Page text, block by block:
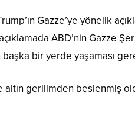
Gazze’ye yönelik
ABD’nin Gazze
başka bir yerde yaşaması
altın gerilimden beslenmiş